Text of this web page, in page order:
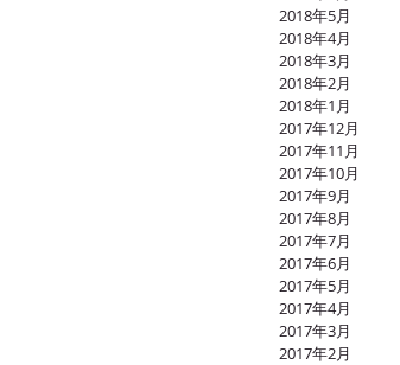
2018年5月
2018年4月
2018年3月
2018年2月
2018年1月
2017年12月
2017年11月
2017年10月
2017年9月
2017年8月
2017年7月
2017年6月
2017年5月
2017年4月
2017年3月
2017年2月